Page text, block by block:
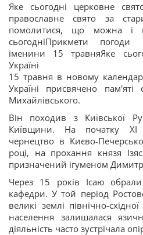
Яке сьогодні церковне
православне свято за
помолитися, що можна
сьогодніПрикмети
іменини 15 травняЯке
Україні
15 травня в новому
Україні присвячено пам'яті
Михайлівського.
Він походив з Київської
Київщини. На початку XI
чернецтво в Києво-
році, на прохання князя
призначений ігуменом
Через 15 років Ісаю
кафедри. У той період
великі землі північно-
населення залишалася
діяльність часто зустрічала